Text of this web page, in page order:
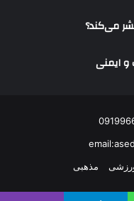
می‌کند؟
و ایمنی
مذهبی